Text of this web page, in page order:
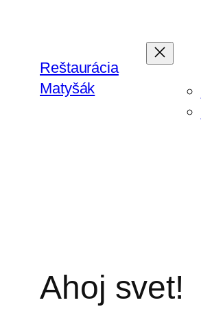
Reštaurácia
Matyšák
Ahoj svet!